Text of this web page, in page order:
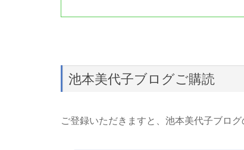
池本美代子ブログご購読
ご登録いただきますと、池本美代子ブロ